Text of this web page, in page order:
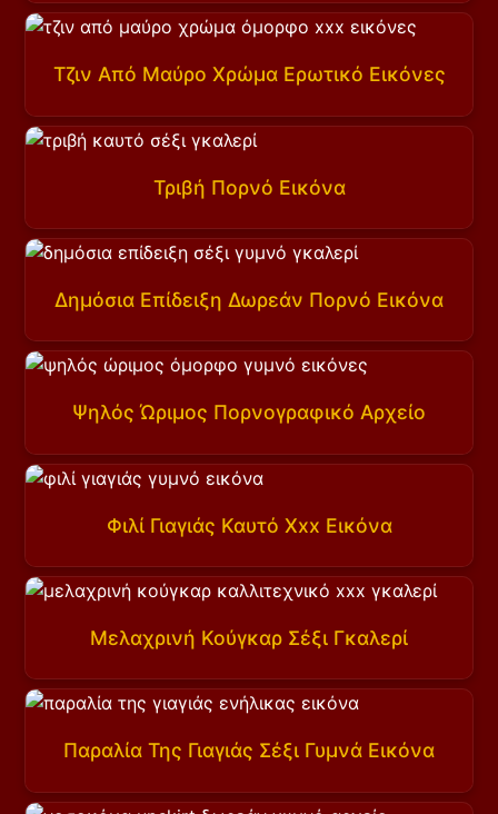
Τζιν Από Μαύρο Χρώμα Ερωτικό Εικόνες
Τριβή Πορνό Εικόνα
Δημόσια Επίδειξη Δωρεάν Πορνό Εικόνα
Ψηλός Ώριμος Πορνογραφικό Αρχείο
Φιλί Γιαγιάς Καυτό Xxx Εικόνα
Μελαχρινή Κούγκαρ Σέξι Γκαλερί
Παραλία Της Γιαγιάς Σέξι Γυμνά Εικόνα